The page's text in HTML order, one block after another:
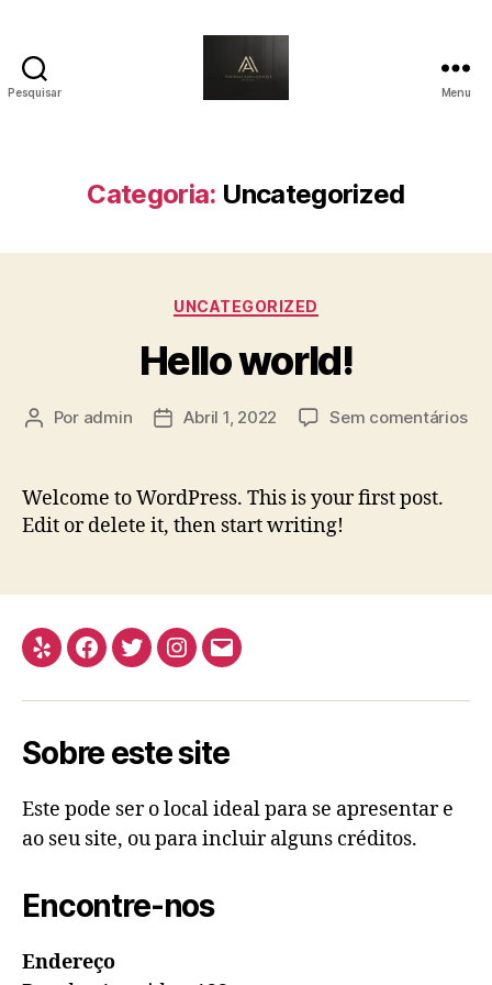
Pesquisar Menu
Categoria: Uncategorized
Categorias
UNCATEGORIZED
Hello world!
Autor
Por admin
DataAbril 1, 2022 Sem comentáriosem
Welcome to WordPress. This is your first post.
Edit or delete it, then start writing!
Yelp Facebook
TwitterInstagram
Email
Sobre este site
Este pode ser o local ideal para se apresentar e
ao seu site, ou para incluir alguns créditos.
Encontre-nos
Endereço